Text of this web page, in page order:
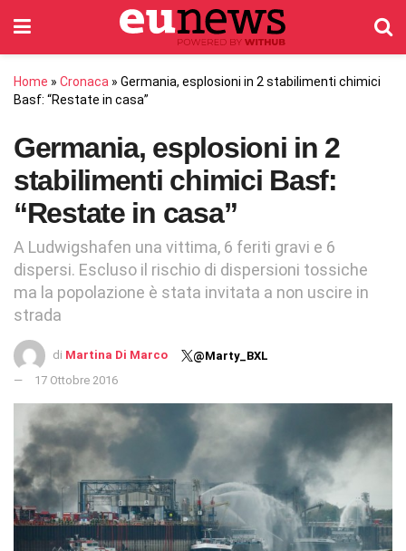
Home » Cronaca » Germania, esplosioni in 2 stabilimenti chimici
Basf: “Restate in casa”
Germania, esplosioni in 2
stabilimenti chimici Basf:
“Restate in casa”
A Ludwigshafen una vittima, 6 feriti gravi e 6
dispersi. Escluso il rischio di dispersioni tossiche
ma la popolazione è stata invitata a non uscire in
strada
di Martina Di Marco
@Marty_BXL
17 Ottobre 2016